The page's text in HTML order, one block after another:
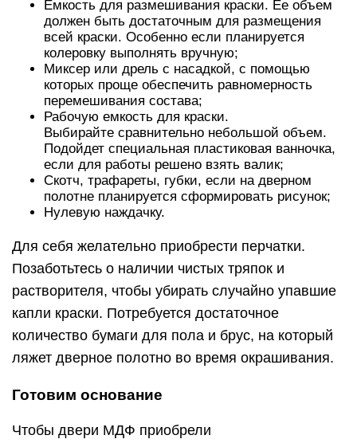
Емкость для размешивания краски. Ее объем
должен быть достаточным для размещения
всей краски. Особенно если планируется
колеровку выполнять вручную;
Миксер или дрель с насадкой, с помощью
которых проще обеспечить равномерность
перемешивания состава;
Рабочую емкость для краски.
Выбирайте сравнительно небольшой объем.
Подойдет специальная пластиковая ванночка,
если для работы решено взять валик;
Скотч, трафареты, губки, если на дверном
полотне планируется сформировать рисунок;
Нулевую наждачку.
Для себя желательно приобрести перчатки.
Позаботьтесь о наличии чистых тряпок и
растворителя, чтобы убирать случайно упавшие
капли краски. Потребуется достаточное
количество бумаги для пола и брус, на который
ляжет дверное полотно во время окрашивания.
Готовим основание
Чтобы двери МДФ приобрели